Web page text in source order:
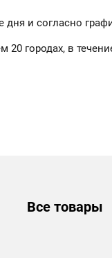
дня и согласно
20 городах, в
Все товары